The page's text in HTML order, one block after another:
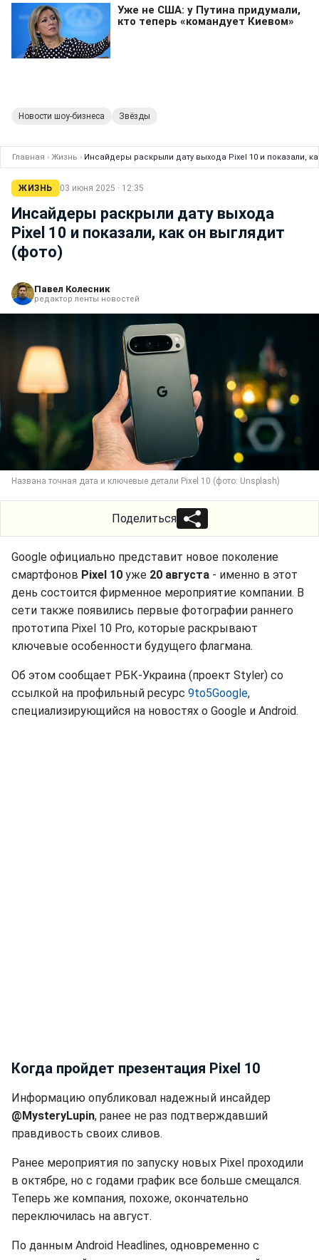
Новости шоу-бизнеса Звёзды
Главная › Жизнь › Инсайдеры раскрыли дату выхода Pixel 10 и показали,
ЖИЗНЬ 03 июня 2025 · 12:35
Инсайдеры раскрыли дату выхода
Pixel 10 и показали, как он выглядит
(фото)
Павел Колесник
редактор ленты новостей
Названа точная дата и ключевые детали Pixel 10 (фото: Unsplash)
Поделиться
Google официально представит новое поколение
смартфонов Pixel 10 уже 20 августа - именно в этот
день состоится фирменное мероприятие компании. В
сети также появились первые фотографии раннего
прототипа Pixel 10 Pro, которые раскрывают
ключевые особенности будущего флагмана.
Об этом сообщает РБК-Украина (проект Styler) со
ссылкой на профильный ресурс 9to5Google,
специализирующийся на новостях о Google и Android.
Когда пройдет презентация Pixel 10
Информацию опубликовал надежный инсайдер
@MysteryLupin, ранее не раз подтверждавший
правдивость своих сливов.
Ранее мероприятия по запуску новых Pixel проходили
в октябре, но с годами график все больше смещался.
Теперь же компания, похоже, окончательно
переключилась на август.
По данным Android Headlines, одновременно с